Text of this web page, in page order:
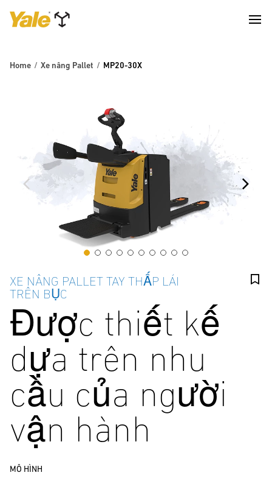
Home Xe nâng Pallet MP20-30X
XE NÂNG PALLET TAY THẤP LÁI
TRÊN BỤC
Được thiết kế
dựa trên nhu
cầu của người
vận hành
MÔ HÌNH